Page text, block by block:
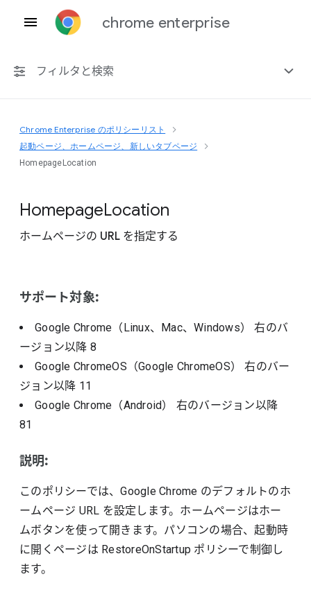
chrome enterprise
フィルタと検索
プラットフォーム共通
Chrome 151
非推奨ポリシーを含める
Chrome Enterprise のポリシーリスト
起動ページ、ホームページ、新しいタブページ
HomepageLocation
HomepageLocation
ホームページの URL を指定する
サポート対象:
Google Chrome（Linux、Mac、Windows）右のバ
ージョン以降 8
Google ChromeOS（Google ChromeOS）右のバー
ジョン以降 11
Google Chrome（Android） 右のバージョン以降
81
説明:
このポリシーでは、Google Chrome のデフォルトのホ
ームページ URL を設定します。ホームページはホー
ムボタンを使って開きます。パソコンの場合、起動時
に開くページは RestoreOnStartup ポリシーで制御し
ます。